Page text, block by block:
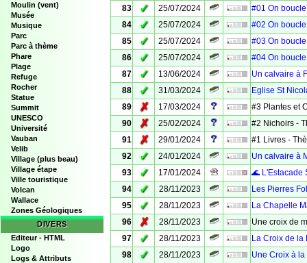
Moulin (vent)
Musée
Musique
Parc
Parc à thème
Phare
Plage
Refuge
Rocher
Statue
Summit
UNESCO
Université
Vauban
Velib
Village (plus beau)
Village étape
Ville touristique
Volcan
Wallace
Zones Géologiques
DIVERS
Editeur - HTML
Logo
Logs & Attributs
83
✓ 25/07/2024
#01 On
84
✓ 25/07/2024
#02 On
85
✓ 25/07/2024
#03 On
86
✓ 25/07/2024
#04 On
87
✓ 13/06/2024
Un calvaire à
88
✓ 31/03/2024
Eglise St
89
✗ 17/03/2024
#3 Plantes et
90
✗ 25/02/2024
#2 Nichoirs -
91
✗ 29/01/2024
#1 Livres -
92
✓ 24/01/2024
Un calvaire à
93
✓ 17/01/2024
🌊 L'Estacade
94
✓ 28/11/2023
Les Pierres
95
✓ 28/11/2023
La Chapelle
96
✗ 28/11/2023
Une croix de
97
✓ 28/11/2023
La Croix de la
98
✓ 28/11/2023
Une Croix à